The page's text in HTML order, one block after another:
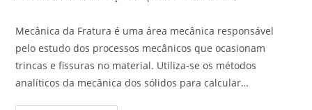
Mecânica da Fratura é uma área mecânica responsável
pelo estudo dos processos mecânicos que ocasionam
trincas e fissuras no material. Utiliza-se os métodos
analíticos da mecânica dos sólidos para calcular…